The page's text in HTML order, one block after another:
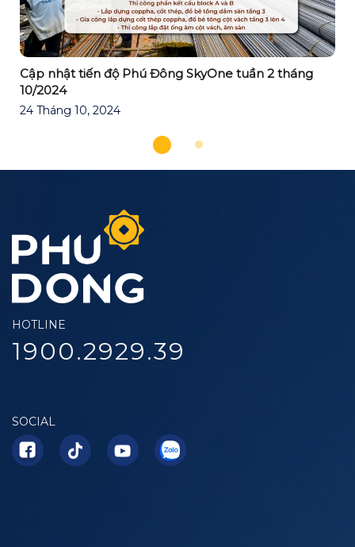
Cập nhật tiến độ Phú Đông SkyOne tuần 2 tháng
10/2024
24 Tháng 10, 2024
HOTLINE
1900.2929.39
SOCIAL